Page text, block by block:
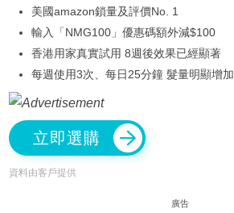
美國amazon鎖量及評價No. 1
輸入「NMG100」優惠碼額外減$100
香港用家真實試用 8週後效果已經顯著
每週使用3次、每日25分鐘 髮量明顯增加
立即選購
資料由客戶提供
廣告